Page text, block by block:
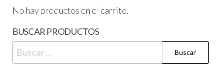
No hay productos en el carrito.
BUSCAR PRODUCTOS